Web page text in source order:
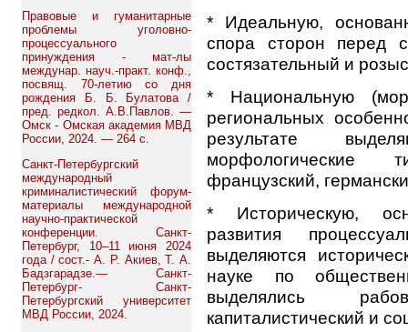
Правовые и гуманитарные
проблемы уголовно-
процессуального
принуждения - мат-лы
междунар. науч.-практ. конф.,
посвящ. 70-летию со дня
рождения Б. Б. Булатова /
пред. редкол. А.В.Павлов. —
Омск - Омская академия МВД
России, 2024. — 264 с.
Санкт-Петербургский
международный
криминалистический форум-
материалы международной
научно-практической
конференции. Санкт-
Петербург, 10–11 июня 2024
года / сост.- А. Р. Акиев, Т. А.
Бадзгарадзе.— Санкт-
Петербург- Санкт-
Петербургский университет
МВД России, 2024.
* Идеальную,
спора сторон перед
состязательный и
* Национальную
региональных
результате
морфологические
французский,
* Историческую,
развития
выделяются
науке по
выделялись
капиталистический и